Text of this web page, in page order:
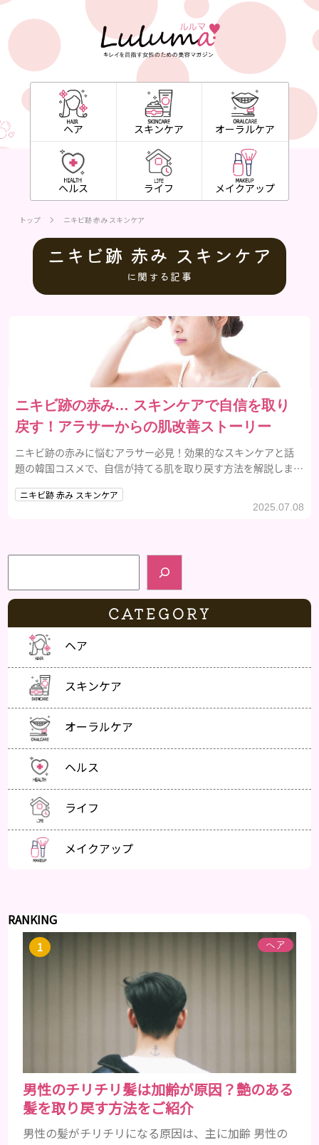
ヘア スキンケア オーラルケア
ヘルス ライフ メイクアップ
トップ ニキビ跡 赤み スキンケア
ニキビ跡 赤み スキンケア
に関する記事
ニキビ跡の赤み… スキンケアで自信を取り
戻す！アラサーからの肌改善ストーリー
ニキビ跡の赤みに悩むアラサー必見！効果的なスキンケアと話
題の韓国コスメで、自信が持てる肌を取り戻す方法を解説しま
ニキビ跡 赤み スキンケア
2025.07.08
検索
CATEGORY
ヘア
スキンケア
オーラルケア
ヘルス
ライフ
メイクアップ
RANKING
ヘア
男性のチリチリ髪は加齢が原因？艶のある
髪を取り戻す方法をご紹介
男性の髪がチリチリになる原因は、主に加齢 男性の